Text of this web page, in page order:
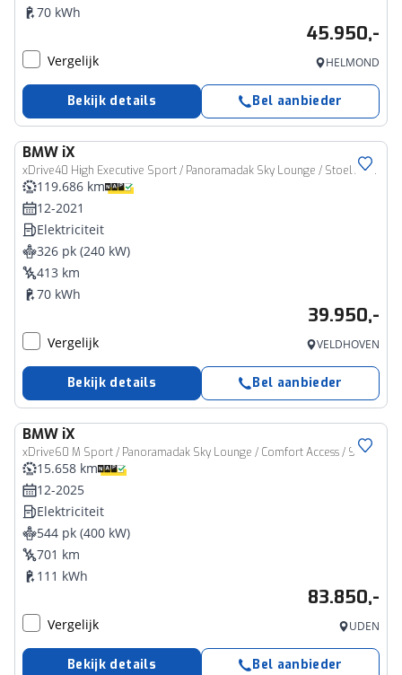
70 kWh
45.950,-
Vergelijk HELMOND
Bekijk details Bel aanbieder
BMW iX
xDrive40 High Executive Sport / Panoramadak Sky Lounge / Stoelverwarming / Stoelverwarming / Soft-Close / Parking Assistant Plus
119.686 km
12-2021
Elektriciteit
326 pk (240 kW)
413 km
70 kWh
39.950,-
Vergelijk VELDHOVEN
Bekijk details Bel aanbieder
BMW iX
xDrive60 M Sport / Panoramadak Sky Lounge / Comfort Access / Stoelventilatie / Harman Kardon / Adaptieve LED / Parking Assistant Professional
15.658 km
12-2025
Elektriciteit
544 pk (400 kW)
701 km
111 kWh
83.850,-
Vergelijk UDEN
Bekijk details Bel aanbieder